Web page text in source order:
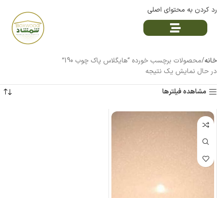
رد کردن به محتوای اصلی
خانه محصولات برچسب خورده “هایگلاس پاک چوب 190”
در حال نمایش یک نتیجه
مشاهده فیلترها